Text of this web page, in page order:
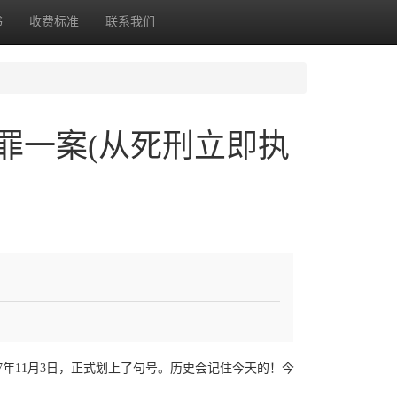
收费标准 联系我们
一案(从死刑立即执
11月3日，正式划上了句号。历史会记住今天的！今